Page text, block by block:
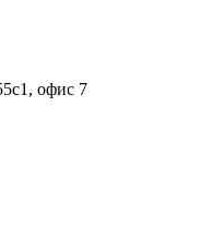
офис 7